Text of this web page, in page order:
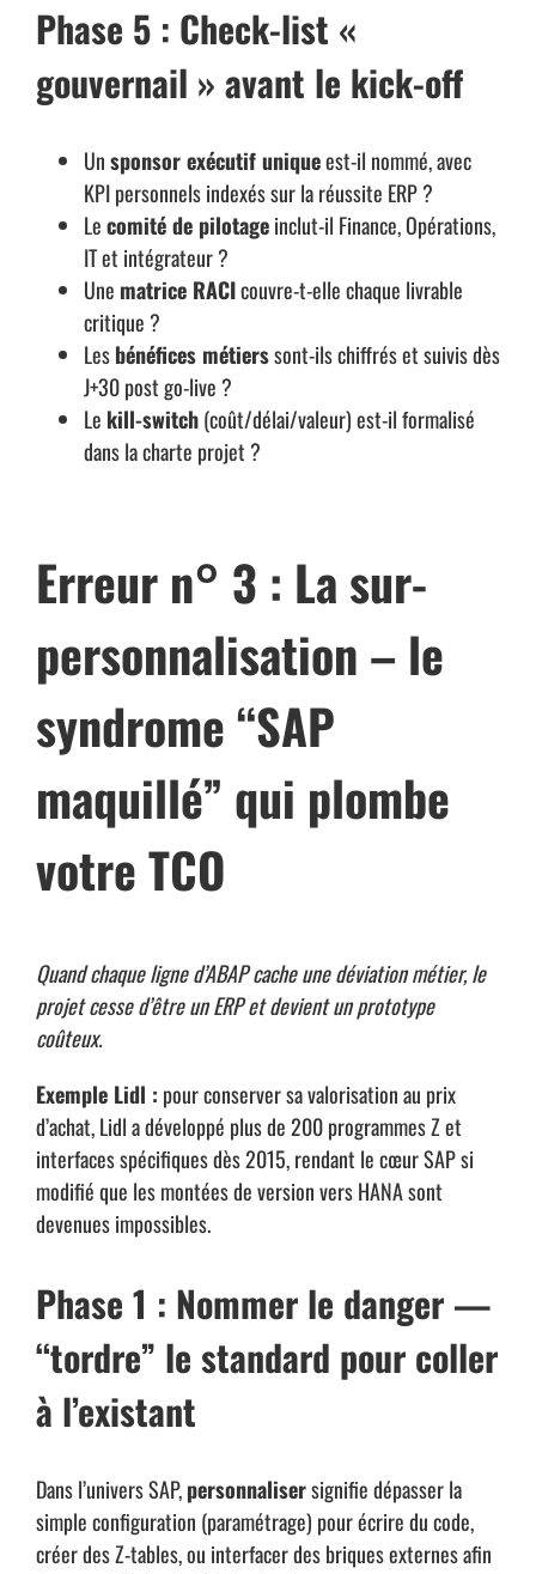
Phase 5 : Check-list «
gouvernail » avant le kick-off
Unsponsor exécutif uniqueest-il nommé, avec
KPI personnels indexés sur la réussite ERP ?
Lecomité de pilotageinclut-il Finance, Opérations,
IT et intégrateur ?
Une matrice RACIcouvre-t-elle chaque livrable
critique ?
Lesbénéfices métierssont-ils chiffrés et suivis dès
J+30 post go-live ?
Le kill-switch(coût/délai/valeur) est-il formalisé
dans la charte projet ?
Erreur n° 3 : La sur-
personnalisation – le
syndrome “SAP
maquillé” qui plombe
votre TCO
Quand chaque ligne d’ABAP cache une déviation métier, le
projet cesse d’être un ERP et devient un prototype
coûteux.
Exemple Lidl : pour conserver sa valorisation au prix
d’achat, Lidl a développé plus de 200 programmes Z et
interfaces spécifiques dès 2015, rendant le cœur SAP si
modifié que les montées de version vers HANA sont
devenues impossibles.
Phase 1 : Nommer le danger —
“tordre” le standard pour coller
à l’existant
Dans l’univers SAP,personnalisersignifie dépasser la
simple configuration (paramétrage) pour écrire du code,
créer des Z-tables, ou interfacer des briques externes afin